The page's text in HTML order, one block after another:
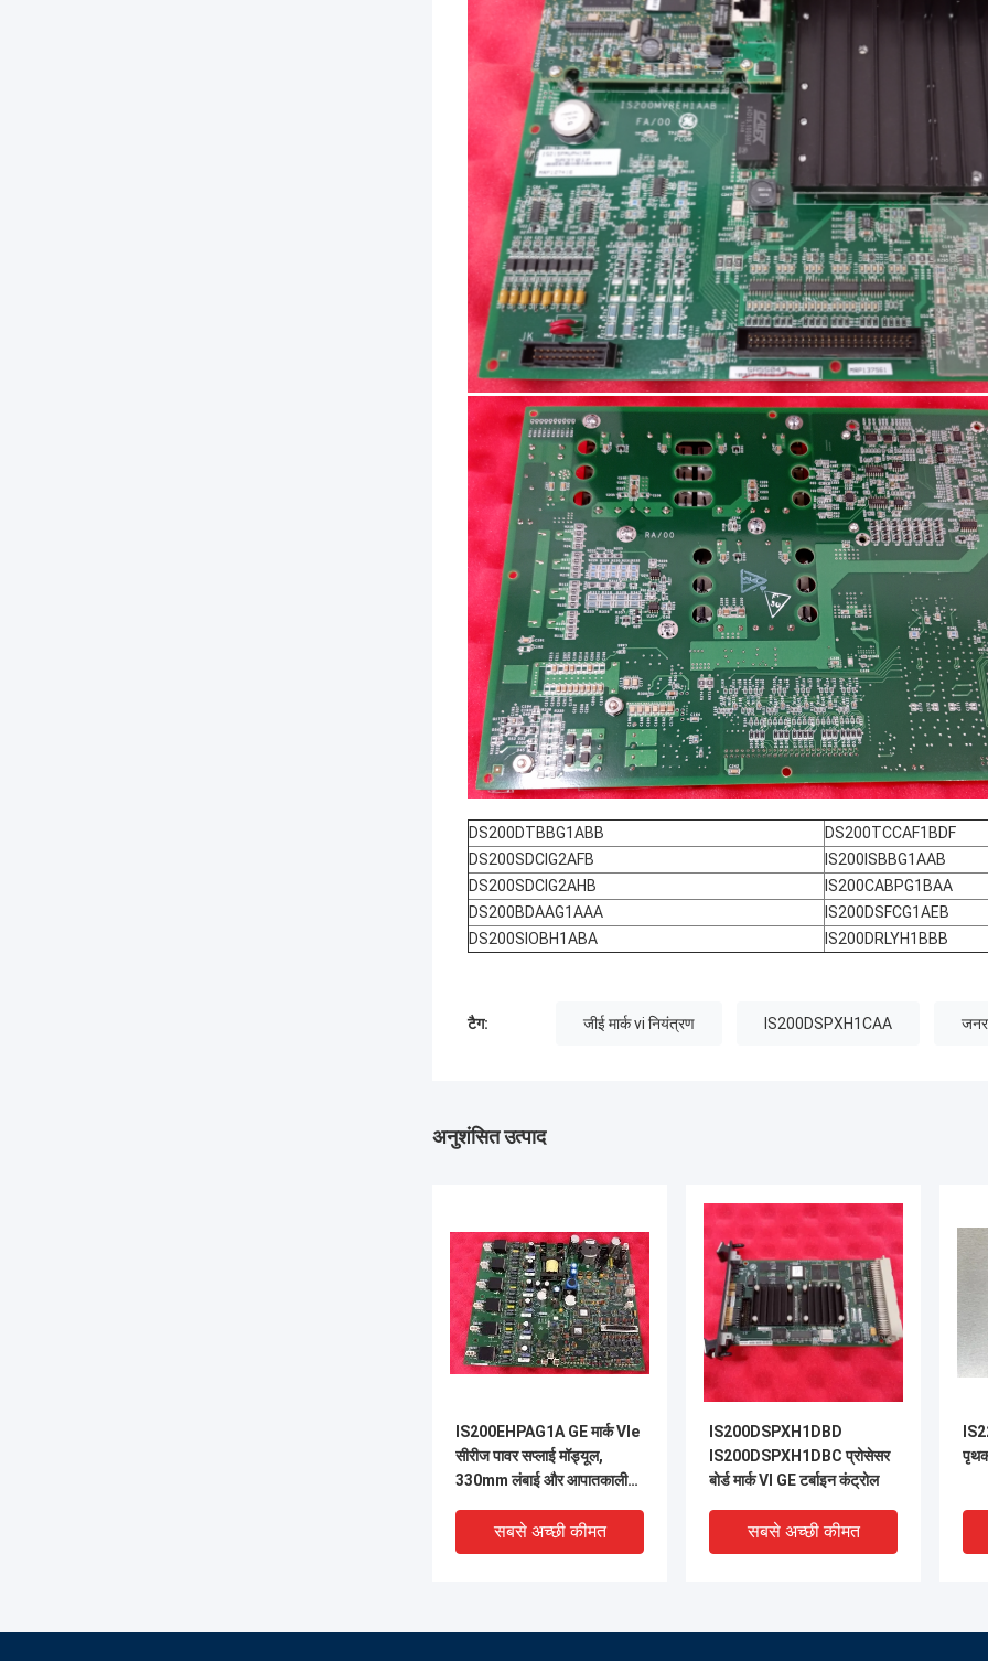
DS200DTBBG1ABB
DS200TCCAF1BDF
DS200SDCIG2AFB
IS200ISBBG1AAB
DS200SDCIG2AHB
IS200CABPG1BAA
DS200BDAAG1AAA
IS200DSFCG1AEB
DS200SIOBH1ABA
IS200DRLYH1BBB
टैग: जीई मार्क vi नियंत्रण IS200DSPXH1CAA
अनुशंसित उत्पाद
IS200EHPAG1A GE मार्क VIe
सीरीज पावर सप्लाई मॉड्यूल,
330mm लंबाई और आपातकालीन
बैटरी बैकअप के साथ
सबसे अच्छी कीमत
IS200DSPXH1DBD
IS200DSPXH1DBC प्रोसेसर
बोर्ड मार्क VI GE टर्बाइन कंट्रोल
सबसे अच्छी कीमत